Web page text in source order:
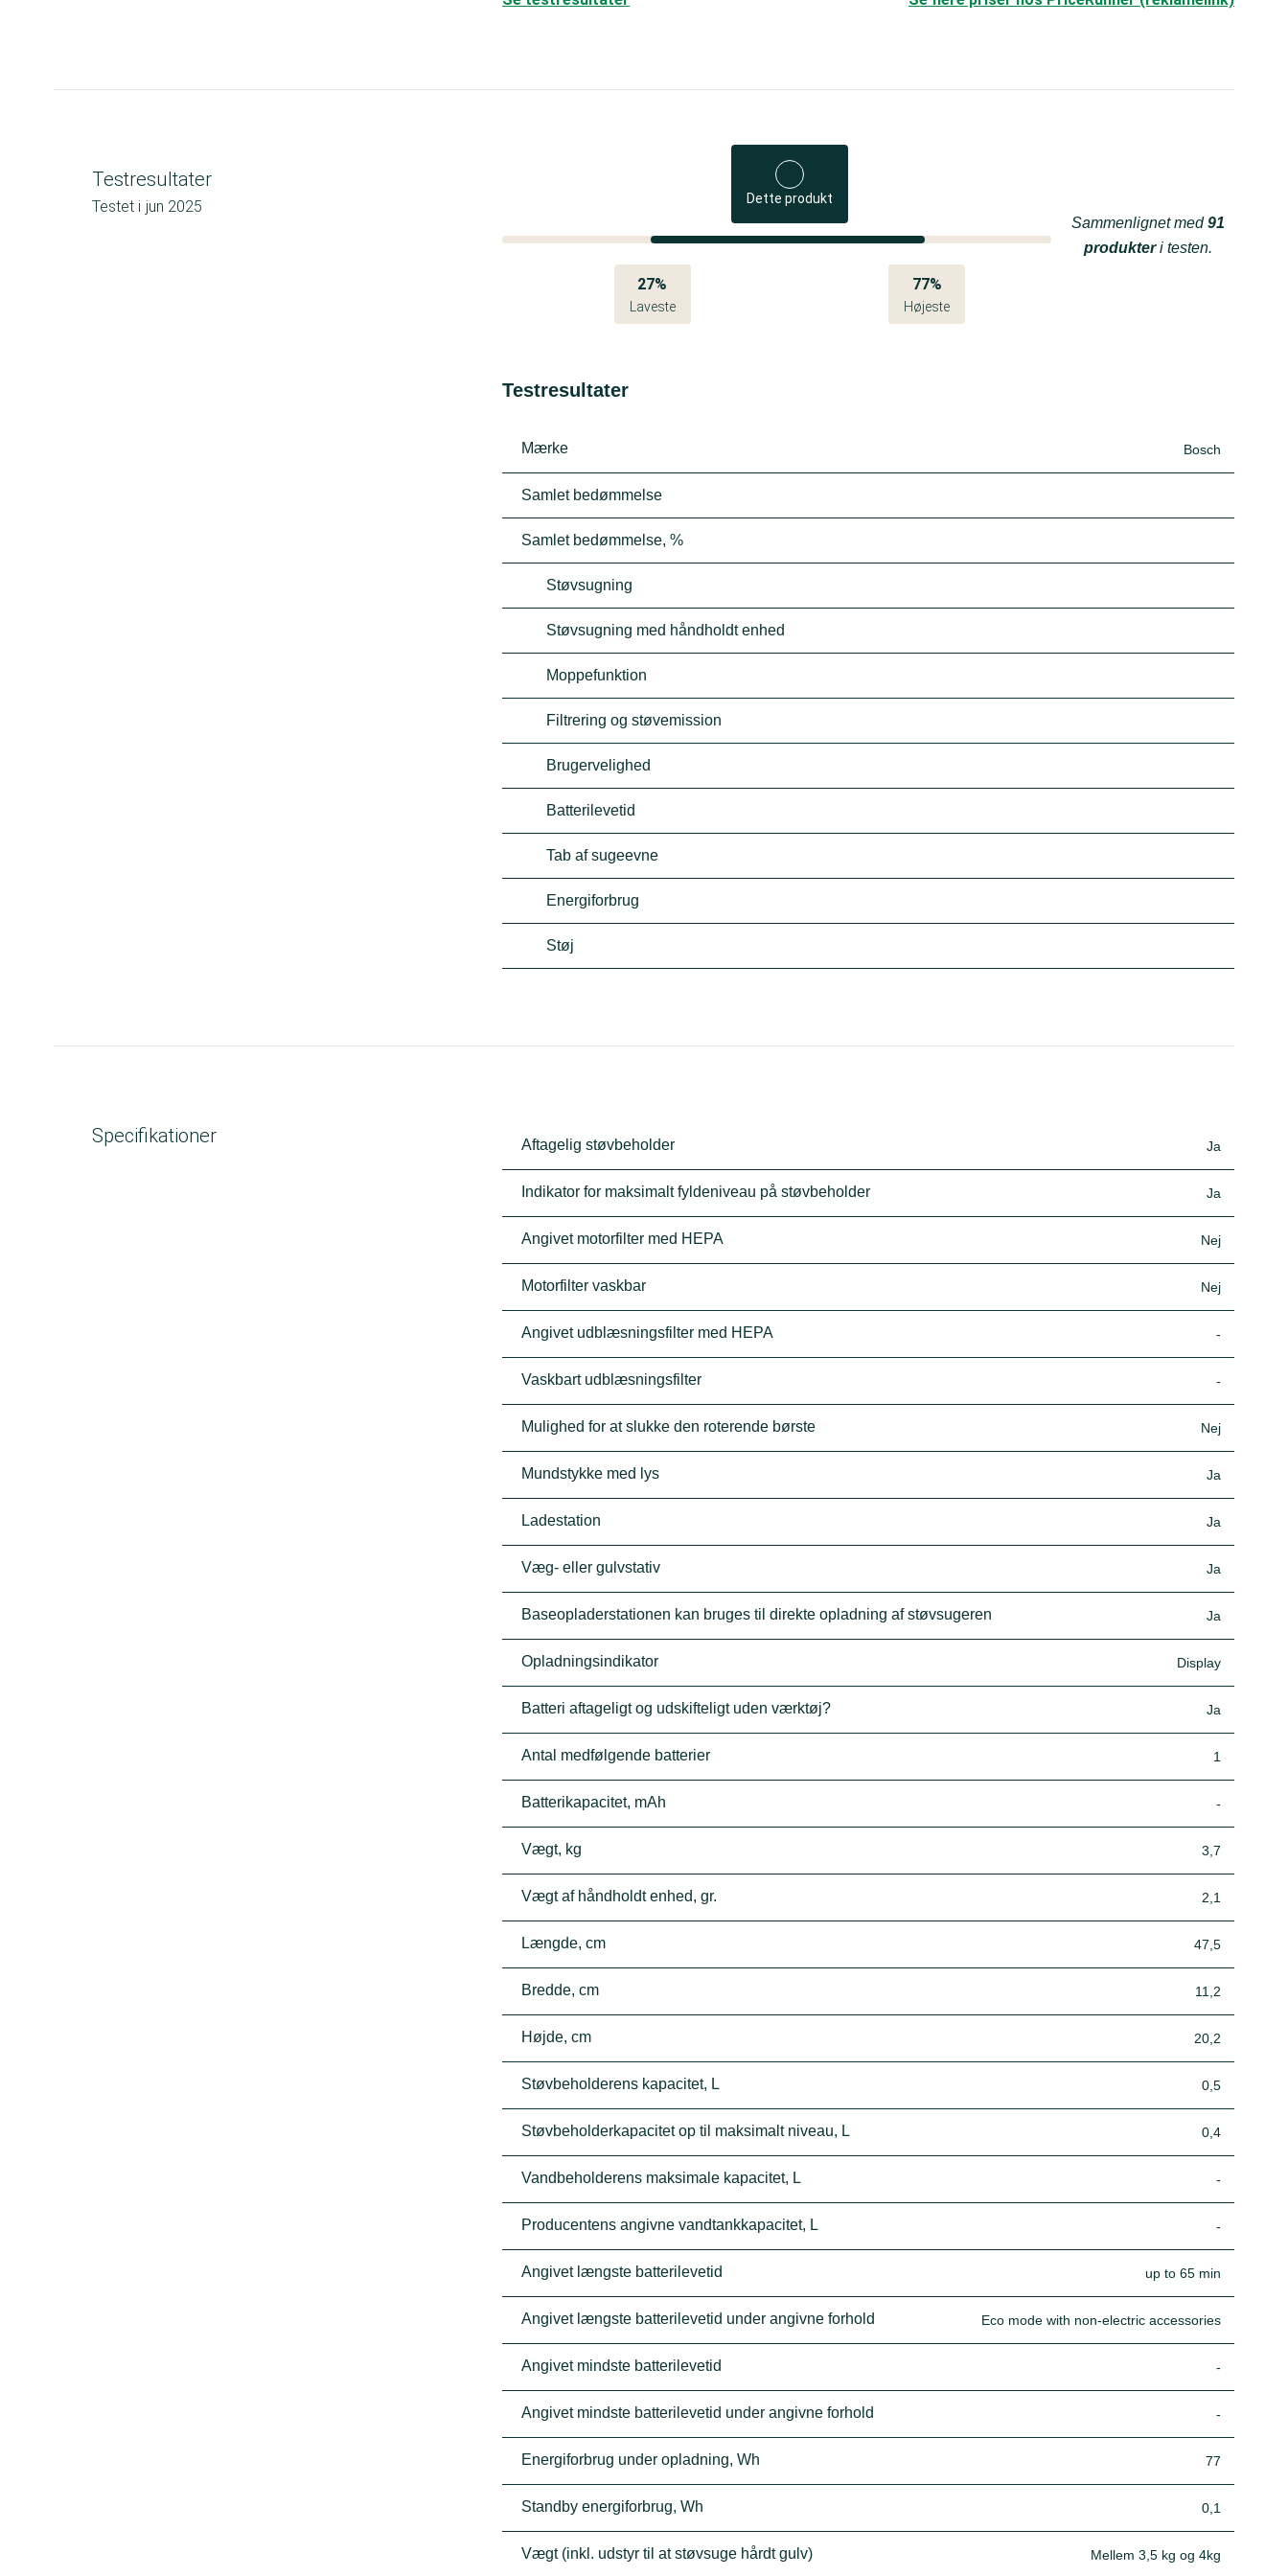
Testresultater
Testet i jun 2025 Dette produkt
27%
Laveste
77%
Højeste
Sammenlignet med91
produkteri testen.
Testresultater
Mærke Bosch
Samlet bedømmelse
Samlet bedømmelse, %
Støvsugning
Støvsugning med håndholdt enhed
Moppefunktion
Filtrering og støvemission
Brugervelighed
Batterilevetid
Tab af sugeevne
Energiforbrug
Støj
Specifikationer Aftagelig støvbeholder Ja
Indikator for maksimalt fyldeniveau på støvbeholder Ja
Angivet motorfilter med HEPA Nej
Motorfilter vaskbar Nej
Angivet udblæsningsfilter med HEPA -
Vaskbart udblæsningsfilter -
Mulighed for at slukke den roterende børste Nej
Mundstykke med lys Ja
Ladestation Ja
Væg- eller gulvstativ Ja
Baseopladerstationen kan bruges til direkte opladning af støvsugeren Ja
Opladningsindikator Display
Batteri aftageligt og udskifteligt uden værktøj? Ja
Antal medfølgende batterier 1
Batterikapacitet, mAh -
Vægt, kg 3,7
Vægt af håndholdt enhed, gr. 2,1
Længde, cm 47,5
Bredde, cm 11,2
Højde, cm 20,2
Støvbeholderens kapacitet, L 0,5
Støvbeholderkapacitet op til maksimalt niveau, L 0,4
Vandbeholderens maksimale kapacitet, L -
Producentens angivne vandtankkapacitet, L -
Angivet længste batterilevetid up to 65 min
Angivet længste batterilevetid under angivne forhold Eco mode with non-electric accessories
Angivet mindste batterilevetid -
Angivet mindste batterilevetid under angivne forhold -
Energiforbrug under opladning, Wh 77
Standby energiforbrug, Wh 0,1
Vægt (inkl. udstyr til at støvsuge hårdt gulv) Mellem 3,5 kg og 4kg